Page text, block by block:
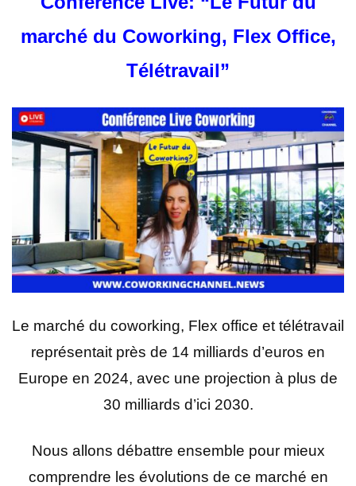
marché du Coworking, Flex Office,
Télétravail”
Le marché du coworking, Flex office et télétravail
représentait près de 14 milliards d’euros en
Europe en 2024, avec une projection à plus de
30 milliards d’ici 2030.
Nous allons débattre ensemble pour mieux
comprendre les évolutions de ce marché en